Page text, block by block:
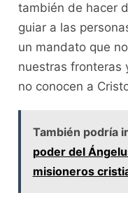
también de hacer
guiar a las
un mandato que
nuestras fronteras
no conocen a
También podría
poder del
misioneros